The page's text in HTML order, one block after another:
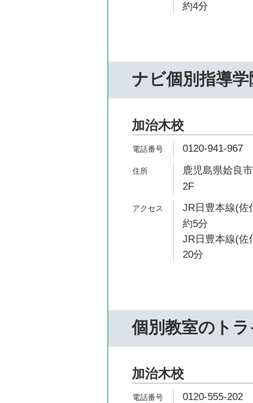
約4分
ナビ個別指導学
加治木校
0120-941-967
鹿児島県姶良
2F
JR日豊本線(佐
約5分
JR日豊本線(佐
20分
個別教室のトラ
加治木校
0120-555-202